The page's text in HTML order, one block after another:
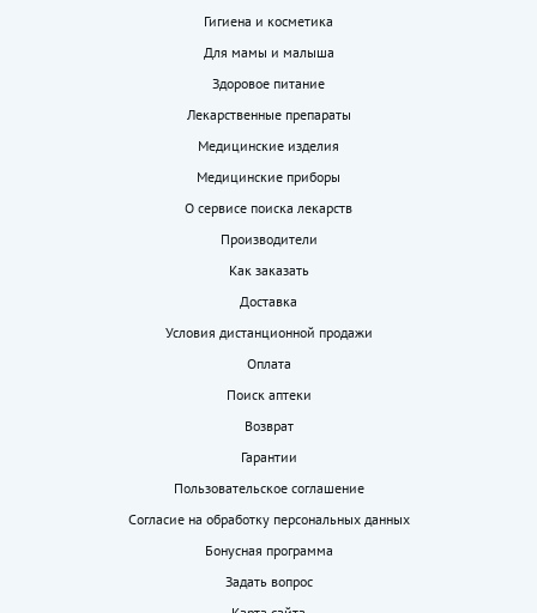
Гигиена и косметика
Для мамы и малыша
Здоровое питание
Лекарственные препараты
Медицинские изделия
Медицинские приборы
О сервисе поиска лекарств
Производители
Как заказать
Доставка
Условия дистанционной продажи
Оплата
Поиск аптеки
Возврат
Гарантии
Пользовательское соглашение
Согласие на обработку персональных данных
Бонусная программа
Задать вопрос